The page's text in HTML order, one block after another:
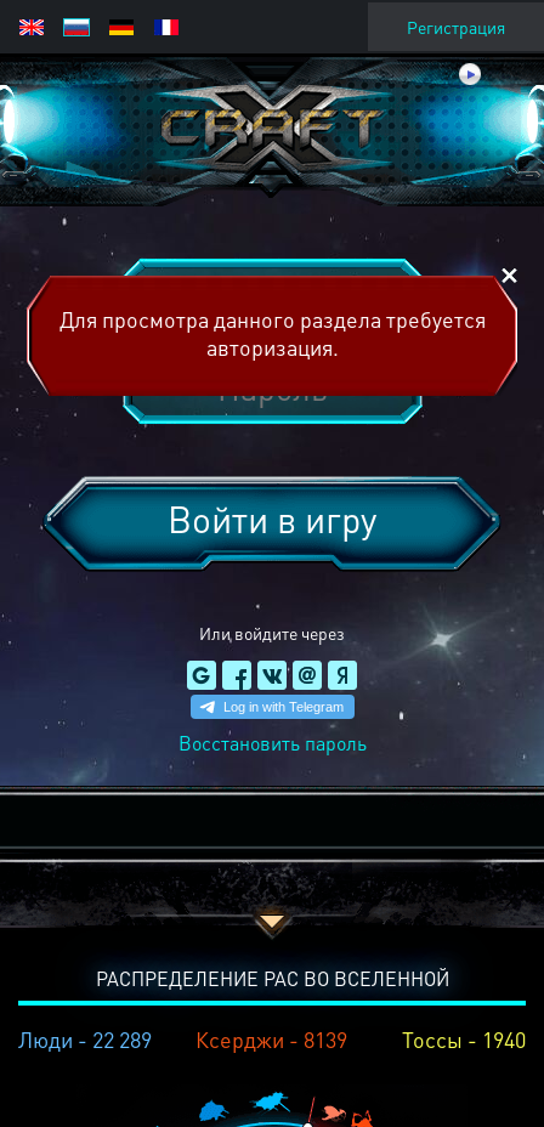
Регистрация
Или войдите через
Войти в игру
Восстановить пароль
Для просмотра данного раздела требуется
авторизация.
РАСПРЕДЕЛЕНИЕ РАС ВО ВСЕЛЕННОЙ
Люди - 22 289 Ксерджи - 8139 Тоссы - 1940